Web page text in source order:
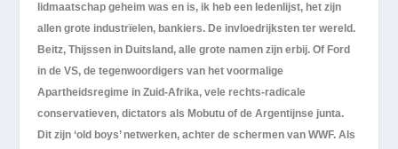
lidmaatschap geheim was en is, ik heb een ledenlijst, het zijn
allen grote industrïelen, bankiers. De invloedrijksten ter wereld.
Beitz, Thijssen in Duitsland, alle grote namen zijn erbij. Of Ford
in de VS, de tegenwoordigers van het voormalige
Apartheidsregime in Zuid-Afrika, vele rechts-radicale
conservatieven, dictators als Mobutu of de Argentijnse junta.
Dit zijn ‘old boys’ netwerken, achter de schermen van WWF. Als